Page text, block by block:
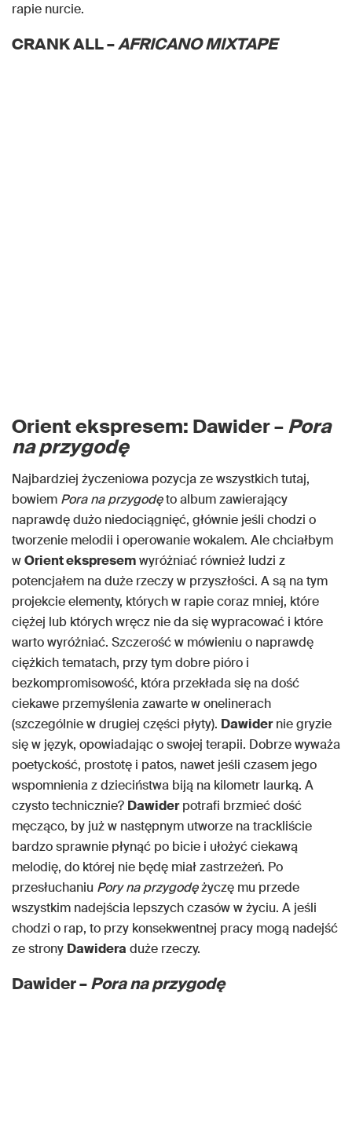
rapie nurcie.
CRANK ALL –AFRICANO MIXTAPE
Orient ekspresem: Dawider –Pora
na przygodę
Najbardziej życzeniowa pozycja ze wszystkich tutaj,
bowiem Pora na przygodęto album zawierający
naprawdę dużo niedociągnięć, głównie jeśli chodzi o
tworzenie melodii i operowanie wokalem. Ale chciałbym
wOrient ekspresemwyróżniać również ludzi z
potencjałem na duże rzeczy w przyszłości. A są na tym
projekcie elementy, których w rapie coraz mniej, które
ciężej lub których wręcz nie da się wypracować i które
warto wyróżniać. Szczerość w mówieniu o naprawdę
ciężkich tematach, przy tym dobre pióro i
bezkompromisowość, która przekłada się na dość
ciekawe przemyślenia zawarte w onelinerach
(szczególnie w drugiej części płyty). Dawidernie gryzie
się w język, opowiadając o swojej terapii. Dobrze wyważa
poetyckość, prostotę i patos, nawet jeśli czasem jego
wspomnienia z dzieciństwa biją na kilometr laurką. A
czysto technicznie? Dawiderpotrafi brzmieć dość
męcząco, by już w następnym utworze na trackliście
bardzo sprawnie płynąć po bicie i ułożyć ciekawą
melodię, do której nie będę miał zastrzeżeń. Po
przesłuchaniu Pory na przygodężyczę mu przede
wszystkim nadejścia lepszych czasów w życiu. A jeśli
chodzi o rap, to przy konsekwentnej pracy mogą nadejść
ze strony Dawidera duże rzeczy.
Dawider –Pora na przygodę